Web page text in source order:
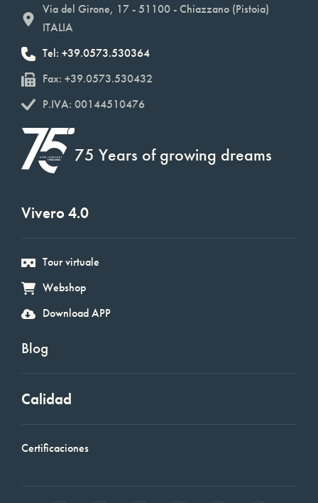
Via del Girone, 17 - 51100 - Chiazzano (Pistoia)
ITALIA
Tel: +39.0573.530364
Fax: +39.0573.530432
P.IVA: 00144510476
75 Years of growing dreams
Vivero 4.0
Tour virtuale
Webshop
Download APP
Blog
Calidad
Certificaciones